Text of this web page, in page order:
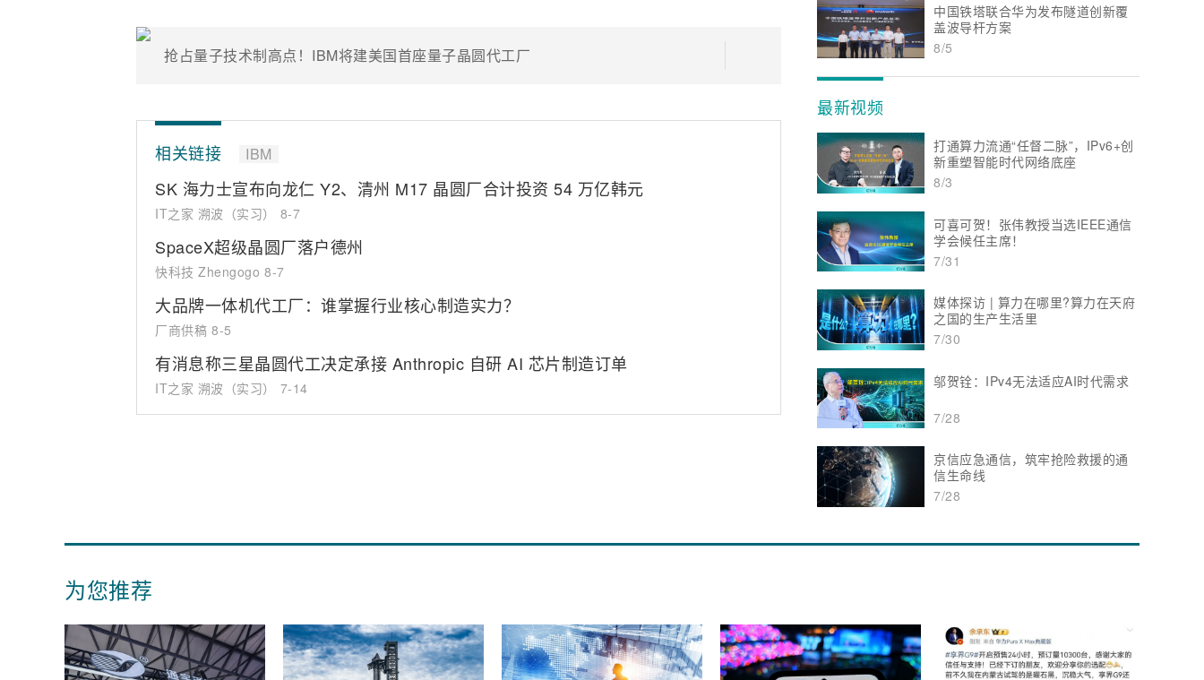
抢占量子技术制高点！IBM将建美国首座量子晶圆代工厂
相关链接 IBM
SK 海力士宣布向龙仁 Y2、清州 M17 晶圆厂合计投资 54 万亿韩元
IT之家 溯波（实习） 8-7
SpaceX超级晶圆厂落户德州
快科技 Zhengogo 8-7
大品牌一体机代工厂：谁掌握行业核心制造实力？
厂商供稿 8-5
有消息称三星晶圆代工决定承接 Anthropic 自研 AI 芯片制造订单
IT之家 溯波（实习） 7-14
中国铁塔联合华为发布隧道创新覆
盖波导杆方案
8/5
最新视频
打通算力流通“任督二脉”，IPv6+创
新重塑智能时代网络底座
8/3
可喜可贺！张伟教授当选IEEE通信
学会候任主席！
7/31
媒体探访 | 算力在哪里?算力在天府
之国的生产生活里
7/30
邬贺铨：IPv4无法适应AI时代需求
7/28
京信应急通信，筑牢抢险救援的通
信生命线
7/28
为您推荐